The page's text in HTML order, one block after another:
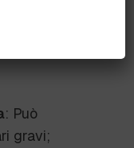
: Può
gravi;